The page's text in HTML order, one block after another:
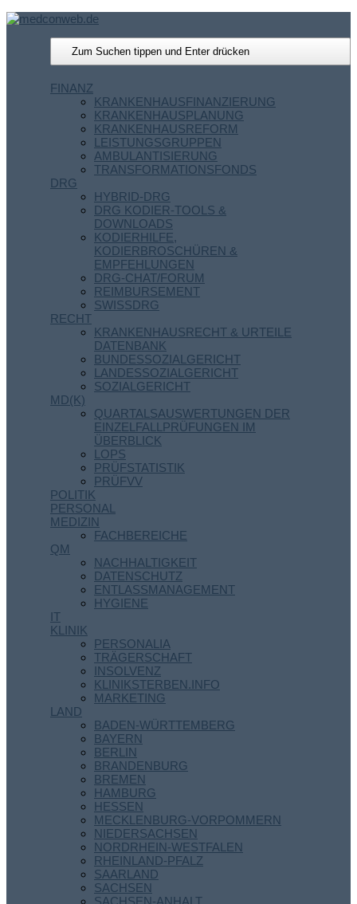
FINANZ
KRANKENHAUSFINANZIERUNG
KRANKENHAUSPLANUNG
KRANKENHAUSREFORM
LEISTUNGSGRUPPEN
AMBULANTISIERUNG
TRANSFORMATIONSFONDS
DRG
HYBRID-DRG
DRG KODIER-TOOLS &
DOWNLOADS
KODIERHILFE,
KODIERBROSCHÜREN &
EMPFEHLUNGEN
DRG-CHAT/FORUM
REIMBURSEMENT
SWISSDRG
RECHT
KRANKENHAUSRECHT & URTEILE
DATENBANK
BUNDESSOZIALGERICHT
LANDESSOZIALGERICHT
SOZIALGERICHT
MD(K)
QUARTALSAUSWERTUNGEN DER
EINZELFALLPRÜFUNGEN IM
ÜBERBLICK
LOPS
PRÜFSTATISTIK
PRÜFVV
POLITIK
PERSONAL
MEDIZIN
FACHBEREICHE
QM
NACHHALTIGKEIT
DATENSCHUTZ
ENTLASSMANAGEMENT
HYGIENE
IT
KLINIK
PERSONALIA
TRÄGERSCHAFT
INSOLVENZ
KLINIKSTERBEN.INFO
MARKETING
LAND
BADEN-WÜRTTEMBERG
BAYERN
BERLIN
BRANDENBURG
BREMEN
HAMBURG
HESSEN
MECKLENBURG-VORPOMMERN
NIEDERSACHSEN
NORDRHEIN-WESTFALEN
RHEINLAND-PFALZ
SAARLAND
SACHSEN
SACHSEN-ANHALT